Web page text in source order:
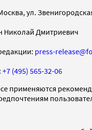
ул.
Николай Дмитриевич
press-
+7 (495) 565-32-06
применяются